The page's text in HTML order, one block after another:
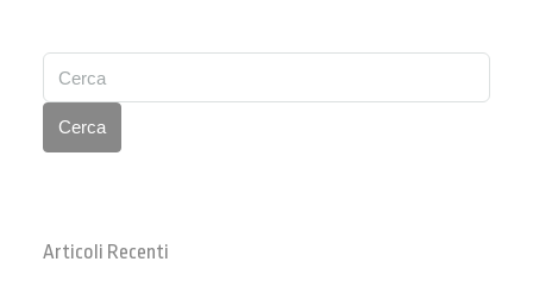
Cerca
Articoli Recenti